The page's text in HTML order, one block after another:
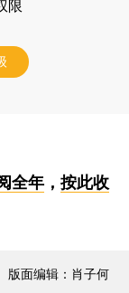
限
全年， 按此收
版面编辑：肖子何